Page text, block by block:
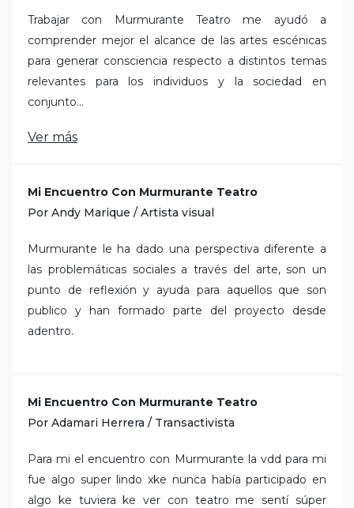
Trabajar con Murmurante Teatro me ayudó a
comprender mejor el alcance de las artes escénicas
para generar consciencia respecto a distintos temas
relevantes para los individuos y la sociedad en
conjunto...
Ver más
Mi Encuentro Con Murmurante Teatro
Por Andy Marique / Artista visual
Murmurante le ha dado una perspectiva diferente a
las problemáticas sociales a través del arte, son un
punto de reflexión y ayuda para aquellos que son
publico y han formado parte del proyecto desde
adentro.
Mi Encuentro Con Murmurante Teatro
Por Adamari Herrera / Transactivista
Para mi el encuentro con Murmurante la vdd para mi
fue algo super lindo xke nunca había participado en
algo ke tuviera ke ver con teatro me sentí súper